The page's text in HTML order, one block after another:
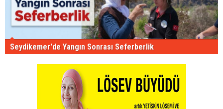
Seydikemer'de Yangın Sonrası Seferberlik